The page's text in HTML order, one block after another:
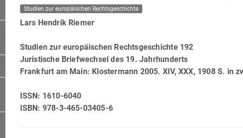
Studien zur europäischen Rechtsgeschichte
Lars Hendrik Riemer
Studien zur europäischen Rechtsgeschichte 192
Juristische Briefwechsel des 19. Jahrhunderts
Frankfurt am Main: Klostermann 2005. XIV, XXX, 1908 S. in
ISSN: 1610-6040
ISBN: 978-3-465-03405-6